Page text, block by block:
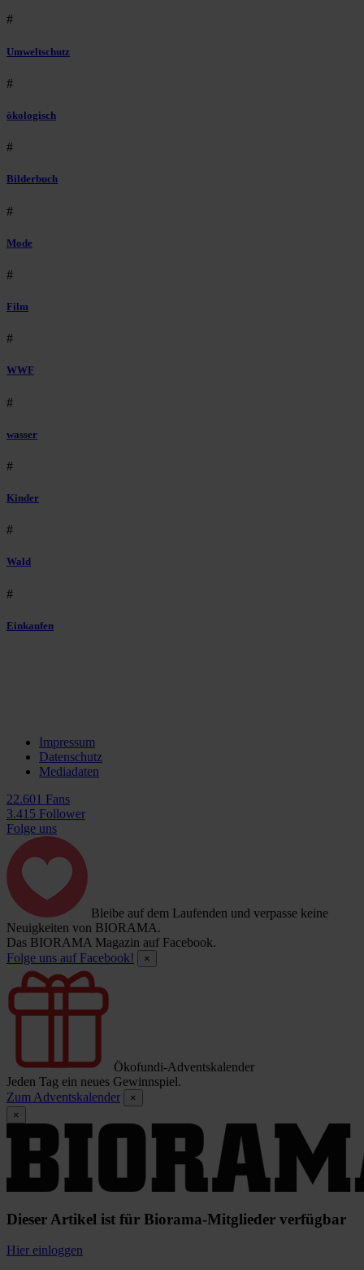
#
Umweltschutz
#
ökologisch
#
Bilderbuch
#
Mode
#
Film
#
WWF
#
wasser
#
Kinder
#
Wald
#
Einkaufen
Impressum
Datenschutz
Mediadaten
22.601 Fans
3.415 Follower
Folge uns
Bleibe auf dem Laufenden und verpasse keine
Neuigkeiten von BIORAMA.
Das BIORAMA Magazin auf Facebook.
Folge uns auf Facebook!
×
Ökofundi-Adventskalender
Jeden Tag ein neues Gewinnspiel.
Zum Adventskalender
×
×
Dieser Artikel ist für Biorama-Mitglieder verfügbar
Hier einloggen